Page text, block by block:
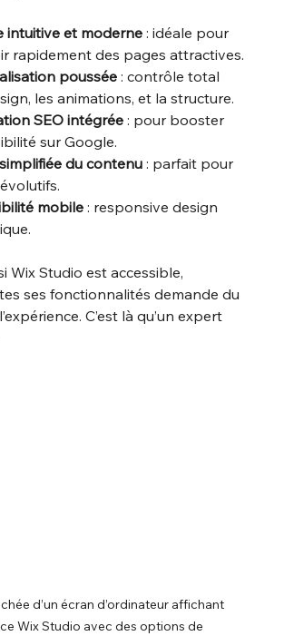
intuitive et moderne : idéale pour
rapidement des pages attractives.
poussée : contrôle total
les animations, et la structure.
SEO intégrée : pour booster
sur Google.
du contenu : parfait pour
mobile : responsive design
Wix Studio est accessible,
ses fonctionnalités demande du
C’est là qu’un expert
d’un écran d’ordinateur affichant
Wix Studio avec des options de